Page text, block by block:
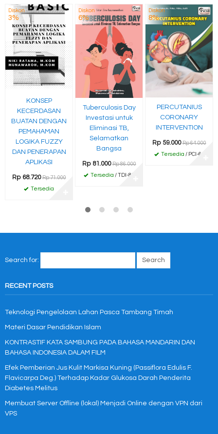
Diskon
3%
KONSEP
KECERDASAN
BUATAN DENGAN
PEMAHAMAN
LOGIKA FUZZY
DAN PENERAPAN
APLIKASI
Rp 68.720 Rp 71.000
Tersedia
Diskon
6%
Tuberculosis Day
Investasi untuk
Eliminasi TB,
Selamatkan
Bangsa
Rp 81.000 Rp 86.000
Tersedia / TDI-81
Diskon
8%
PERCUTANIUS
CORONARY
INTERVENTION
Rp 59.000 Rp 64.000
Tersedia / PCI-64
Search for:
RECENT POSTS
Teknologi Pengelolaan Lahan Pasca Tambang Timah
Materi Dasar Pendidikan Islam
KONTRASTIF KATA SAMBUNG PADA BAHASA MANDARIN DAN
BAHASA INDONESIA DALAM FILM
Efek Pemberian Jus Kulit Markisa Kuning (Passiflora Edulis F.
Flavicarpa Deg.) Terhadap Kadar Glukosa Darah Penderita
Diabetes Melitus
Membuat Server Offline (lokal) Menjadi Online dengan VPN dari
VPS